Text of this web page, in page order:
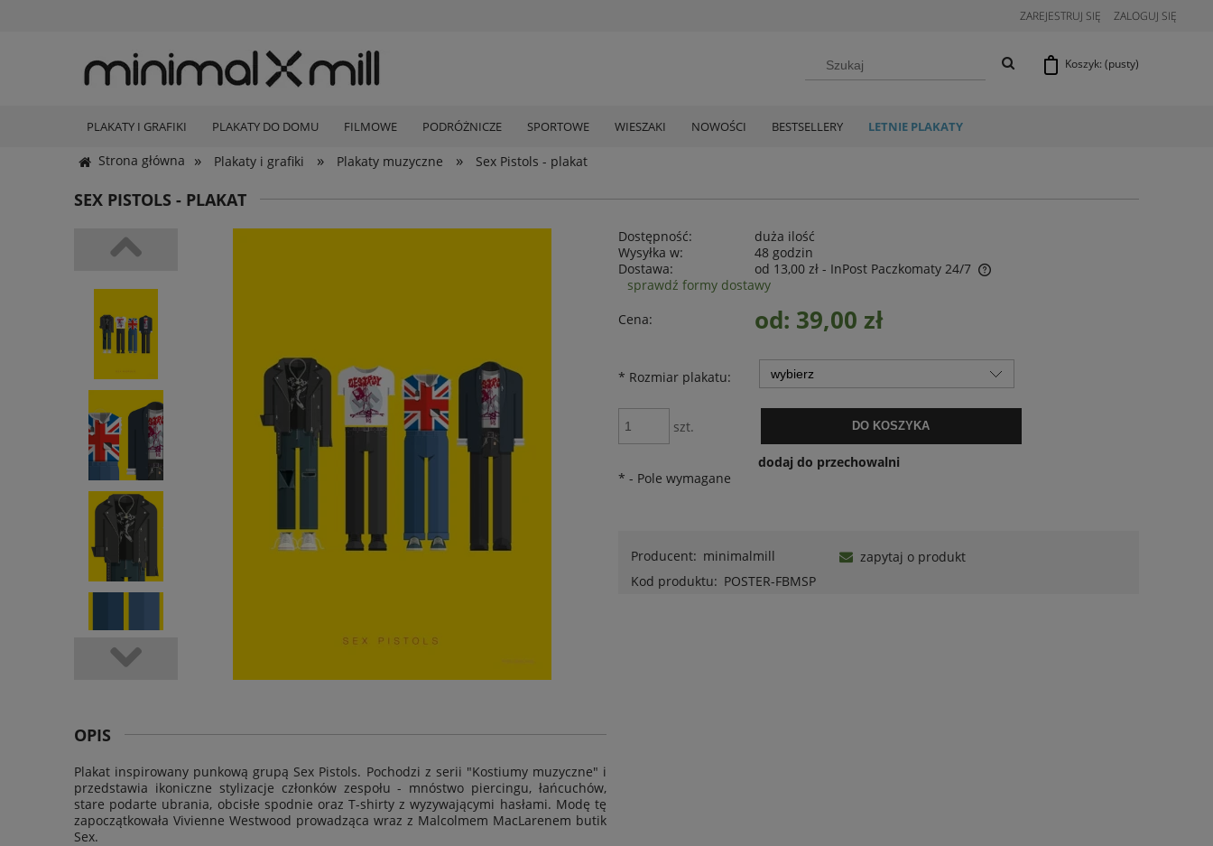
ZAREJESTRUJ SIĘ ZALOGUJ SIĘ
Koszyk: (pusty)
PLAKATY I GRAFIKI PLAKATY DO DOMU FILMOWE PODRÓŻNICZE SPORTOWE WIESZAKI NOWOŚCI BESTSELLERY LETNIE PLAKATY
Strona główna » Plakaty i grafiki » Plakaty muzyczne » Sex Pistols - plakat
SEX PISTOLS - PLAKAT
Dostępność:
duża ilość
Wysyłka w:
48 godzin
Dostawa:
od 13,00 zł - InPost Paczkomaty 24/7
sprawdź formy dostawy
Cena:
od: 39,00 zł
* Rozmiar plakatu:
szt. DO KOSZYKA
dodaj do przechowalni
* - Pole wymagane
Producent: minimalmill
Kod produktu: POSTER-FBMSP
zapytaj o produkt
OPIS
Plakat inspirowany punkową grupą Sex Pistols. Pochodzi z serii "Kostiumy muzyczne" i
przedstawia ikoniczne stylizacje członków zespołu - mnóstwo piercingu, łańcuchów,
stare podarte ubrania, obcisłe spodnie oraz T-shirty z wyzywającymi hasłami. Modę tę
zapoczątkowała Vivienne Westwood prowadząca wraz z Malcolmem MacLarenem butik
Sex.